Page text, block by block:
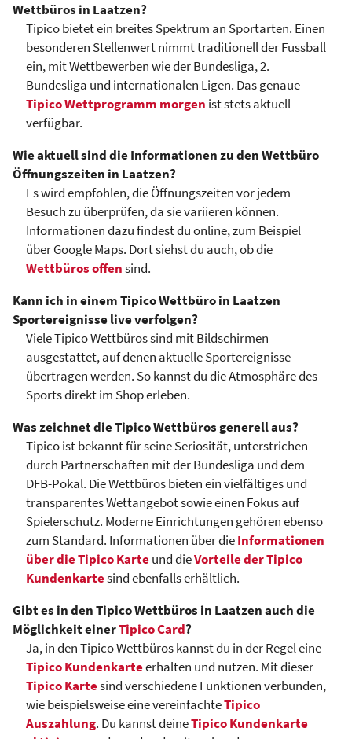
Wettbüros in Laatzen?
Tipico bietet ein breites Spektrum an Sportarten. Einen
besonderen Stellenwert nimmt traditionell der Fussball
ein, mit Wettbewerben wie der Bundesliga, 2.
Bundesliga und internationalen Ligen. Das genaue
Tipico Wettprogramm morgen ist stets aktuell
verfügbar.
Wie aktuell sind die Informationen zu den Wettbüro
Öffnungszeiten in Laatzen?
Es wird empfohlen, die Öffnungszeiten vor jedem
Besuch zu überprüfen, da sie variieren können.
Informationen dazu findest du online, zum Beispiel
über Google Maps. Dort siehst du auch, ob die
Wettbüros offensind.
Kann ich in einem Tipico Wettbüro in Laatzen
Sportereignisse live verfolgen?
Viele Tipico Wettbüros sind mit Bildschirmen
ausgestattet, auf denen aktuelle Sportereignisse
übertragen werden. So kannst du die Atmosphäre des
Sports direkt im Shop erleben.
Was zeichnet die Tipico Wettbüros generell aus?
Tipico ist bekannt für seine Seriosität, unterstrichen
durch Partnerschaften mit der Bundesliga und dem
DFB-Pokal. Die Wettbüros bieten ein vielfältiges und
transparentes Wettangebot sowie einen Fokus auf
Spielerschutz. Moderne Einrichtungen gehören ebenso
zum Standard. Informationen über dieInformationen
über die Tipico Karteund dieVorteile der Tipico
Kundenkartesind ebenfalls erhältlich.
Gibt es in den Tipico Wettbüros in Laatzen auch die
Möglichkeit einerTipico Card?
Ja, in den Tipico Wettbüros kannst du in der Regel eine
Tipico Kundenkarteerhalten und nutzen. Mit dieser
Tipico Kartesind verschiedene Funktionen verbunden,
wie beispielsweise eine vereinfachteTipico
Auszahlung. Du kannst deineTipico Kundenkarte